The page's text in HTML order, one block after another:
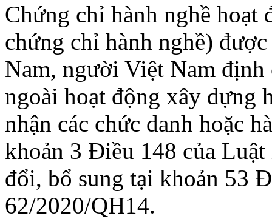
Chứng chỉ hành nghề hoạt
chứng chỉ hành nghề)
Nam, người Việt Nam
ngoài hoạt động xây dựng
nhận các chức danh hoặc
khoản 3 Điều 148 của
đổi, bổ sung tại khoản 53
62/2020/QH14.